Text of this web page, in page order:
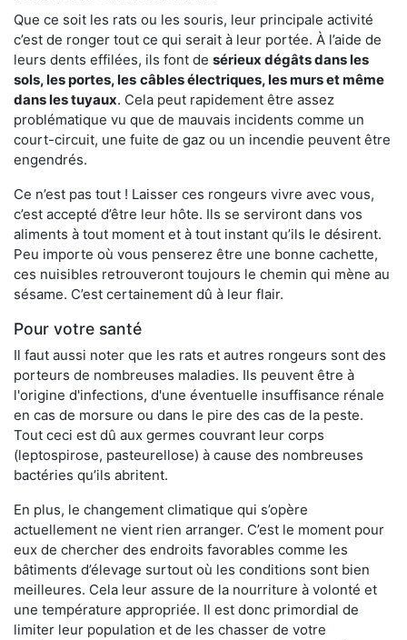
Que ce soit les rats ou les souris, leur principale activité
c’est de ronger tout ce qui serait à leur portée. À l’aide de
leurs dents effilées, ils font de sérieux dégâts dans les
sols, les portes, les câbles électriques, les murs et même
dans les tuyaux. Cela peut rapidement être assez
problématique vu que de mauvais incidents comme un
court-circuit, une fuite de gaz ou un incendie peuvent être
engendrés.
Ce n’est pas tout ! Laisser ces rongeurs vivre avec vous,
c’est accepté d’être leur hôte. Ils se serviront dans vos
aliments à tout moment et à tout instant qu’ils le désirent.
Peu importe où vous penserez être une bonne cachette,
ces nuisibles retrouveront toujours le chemin qui mène au
sésame. C’est certainement dû à leur flair.
Pour votre santé
Il faut aussi noter que les rats et autres rongeurs sont des
porteurs de nombreuses maladies. Ils peuvent être à
l'origine d'infections, d'une éventuelle insuffisance rénale
en cas de morsure ou dans le pire des cas de la peste.
Tout ceci est dû aux germes couvrant leur corps
(leptospirose, pasteurellose) à cause des nombreuses
bactéries qu’ils abritent.
En plus, le changement climatique qui s’opère
actuellement ne vient rien arranger. C’est le moment pour
eux de chercher des endroits favorables comme les
bâtiments d’élevage surtout où les conditions sont bien
meilleures. Cela leur assure de la nourriture à volonté et
une température appropriée. Il est donc primordial de
limiter leur population et de les chasser de votre